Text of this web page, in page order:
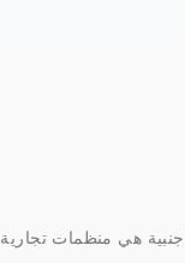
هي منظمات تجارية